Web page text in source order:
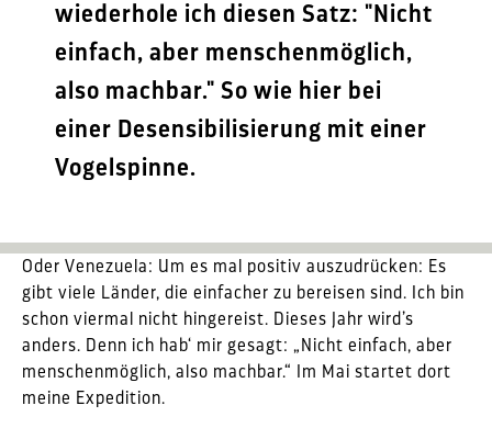
wiederhole ich diesen Satz: "Nicht
einfach, aber menschenmöglich,
also machbar." So wie hier bei
einer Desensibilisierung mit einer
Vogelspinne.
Oder Venezuela: Um es mal positiv auszudrücken: Es
gibt viele Länder, die einfacher zu bereisen sind. Ich bin
schon viermal nicht hingereist. Dieses Jahr wird’s
anders. Denn ich hab‘ mir gesagt: „Nicht einfach, aber
menschenmöglich, also machbar.“ Im Mai startet dort
meine Expedition.